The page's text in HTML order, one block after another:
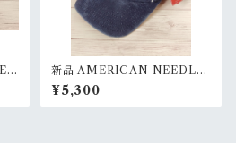
新品 AMERICAN NEEDLE
ARCHIVE HOMESTEAD G
RAYS NAVY ホームステッド
グレイズ ストライプ/ネイビー
¥5,300